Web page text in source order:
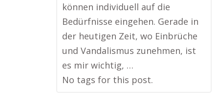
können individuell auf die
Bedürfnisse eingehen. Gerade in
der heutigen Zeit, wo Einbrüche
und Vandalismus zunehmen, ist
es mir wichtig, …
No tags for this post.